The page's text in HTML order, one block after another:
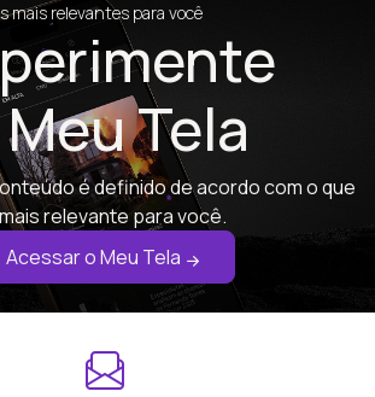
mais relevantes para você
Tela
é definido de acordo com o que
relevante para você.
Acessar o Meu Tela